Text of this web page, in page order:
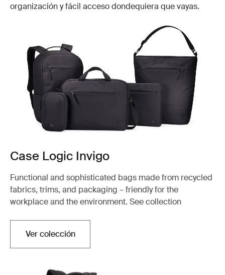
organización y fácil acceso dondequiera que vayas.
Case Logic Invigo
Functional and sophisticated bags made from recycled
fabrics, trims, and packaging – friendly for the
workplace and the environment. See collection
Ver colección